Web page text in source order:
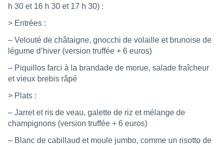
h 30 et 16 h 30 et 17 h 30) :
> Entrées :
– Velouté de châtaigne, gnocchi de volaille et brunoise de
légume d’hiver (version truffée + 6 euros)
– Piquillos farci à la brandade de morue, salade fraîcheur
et vieux brebis râpé
> Plats :
– Jarret et ris de veau, galette de riz et mélange de
champignons (version truffée + 6 euros)
– Blanc de cabillaud et moule jumbo, comme un risotto de